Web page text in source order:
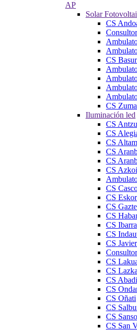
AP
Solar
CS
CS
CS
Iluminación led
CS
CS
CS
CS
CS
CS
CS
CS
CS
CS
CS Ibarra
CS
CS
CS
CS
CS
CS
CS Oñati
CS
CS
CS San